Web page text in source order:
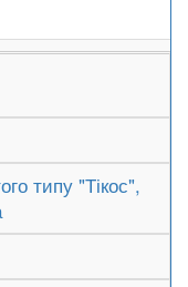
типу "Тікос",